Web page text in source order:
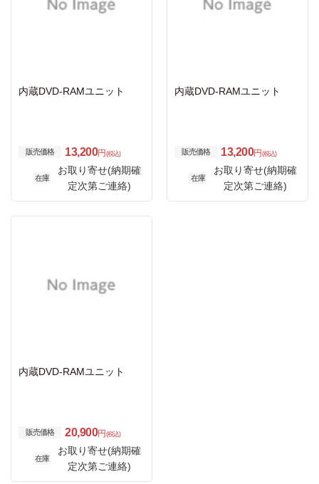
内蔵DVD-RAMユニット
販売価格 13,200円 (税込)
在庫
お取り寄せ(納期確
定次第ご連絡)
内蔵DVD-RAMユニット
販売価格 13,200円 (税込)
在庫
お取り寄せ(納期確
定次第ご連絡)
内蔵DVD-RAMユニット
販売価格 20,900円 (税込)
在庫
お取り寄せ(納期確
定次第ご連絡)